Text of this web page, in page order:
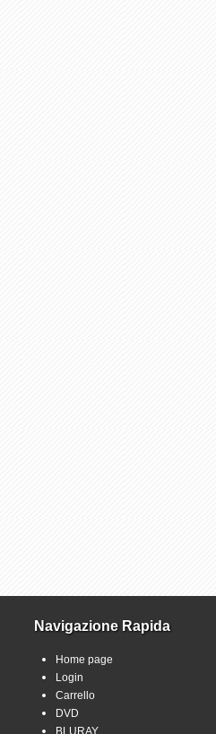
Navigazione Rapida
Home page
Login
Carrello
DVD
BLURAY